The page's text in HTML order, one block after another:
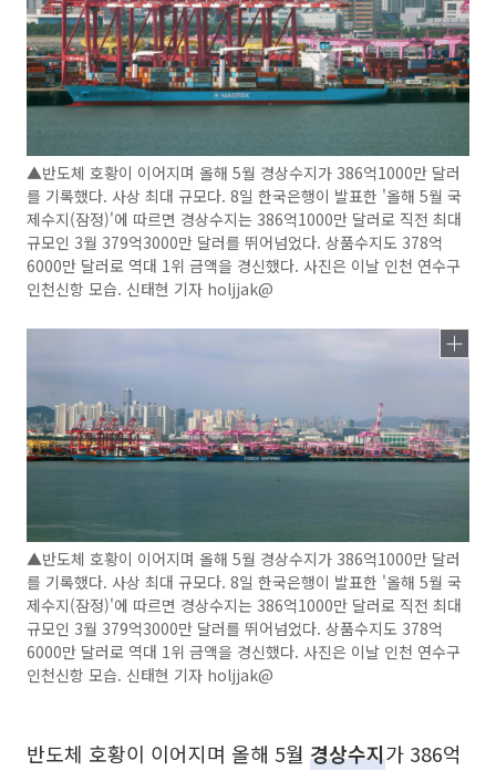
▲반도체 호황이 이어지며 올해 5월 경상수지가 386억1000만 달러
를 기록했다. 사상 최대 규모다. 8일 한국은행이 발표한 '올해 5월 국
제수지(잠정)'에 따르면 경상수지는 386억1000만 달러로 직전 최대
규모인 3월 379억3000만 달러를 뛰어넘었다. 상품수지도 378억
6000만 달러로 역대 1위 금액을 경신했다. 사진은 이날 인천 연수구
인천신항 모습. 신태현 기자 holjjak@
▲반도체 호황이 이어지며 올해 5월 경상수지가 386억1000만 달러
를 기록했다. 사상 최대 규모다. 8일 한국은행이 발표한 '올해 5월 국
제수지(잠정)'에 따르면 경상수지는 386억1000만 달러로 직전 최대
규모인 3월 379억3000만 달러를 뛰어넘었다. 상품수지도 378억
6000만 달러로 역대 1위 금액을 경신했다. 사진은 이날 인천 연수구
인천신항 모습. 신태현 기자 holjjak@
반도체 호황이 이어지며 올해 5월 경상수지가 386억